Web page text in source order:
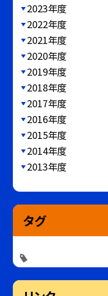
2023年度
2022年度
2021年度
2020年度
2019年度
2018年度
2017年度
2016年度
2015年度
2014年度
2013年度
タグ